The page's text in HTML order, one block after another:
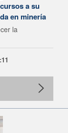
a su
en minería
la